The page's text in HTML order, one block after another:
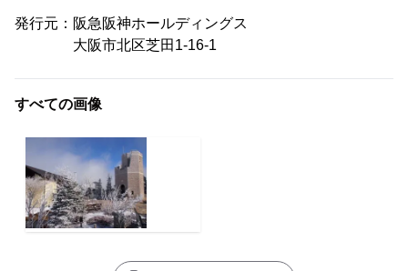
発行元：阪急阪神ホールディングス
大阪市北区芝田1-16-1
すべての画像